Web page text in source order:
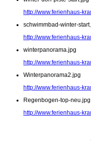
http://www.ferienhaus-
schwimmbad-winter-
http://www.ferienhaus-
winterpanorama.jpg
http://www.ferienhaus-
Winterpanorama2.jpg
http://www.ferienhaus-
Regenbogen-top-neu.jpg
http://www.ferienhaus-